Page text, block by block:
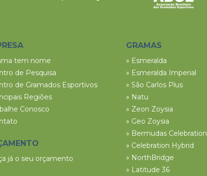
tem nome
de Pesquisa
de Gramados Esportivos
Regiões
Conosco
já o seu orçamento
GRAMAS
» Esmeralda
» Esmeralda Imperial
» São Carlos Plus
» Natu
» Zeon Zoysia
» Geo Zoysia
» Bermudas Celebration
» Celebration Hybrid
» NorthBridge
» Latitude 36